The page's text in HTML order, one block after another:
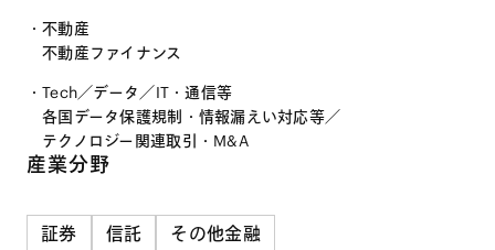
不動産
不動産ファイナンス
Tech／データ／IT・通信等
各国データ保護規制・情報漏えい対応等／
テクノロジー関連取引・M&A
産業分野
証券 信託
その他金融